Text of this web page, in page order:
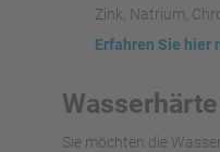
Zink, Natrium,
Erfahren Sie hier
Sie möchten die